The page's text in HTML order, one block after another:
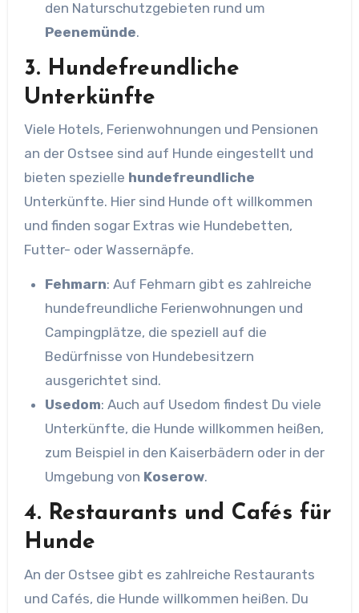
den Naturschutzgebieten rund um
Peenemünde.
3. Hundefreundliche
Unterkünfte
Viele Hotels, Ferienwohnungen und Pensionen
an der Ostsee sind auf Hunde eingestellt und
bieten spezielle hundefreundliche
Unterkünfte. Hier sind Hunde oft willkommen
und finden sogar Extras wie Hundebetten,
Futter- oder Wassernäpfe.
Fehmarn: Auf Fehmarn gibt es zahlreiche
hundefreundliche Ferienwohnungen und
Campingplätze, die speziell auf die
Bedürfnisse von Hundebesitzern
ausgerichtet sind.
Usedom: Auch auf Usedom findest Du viele
Unterkünfte, die Hunde willkommen heißen,
zum Beispiel in den Kaiserbädern oder in der
Umgebung von Koserow.
4. Restaurants und Cafés für
Hunde
An der Ostsee gibt es zahlreiche Restaurants
und Cafés, die Hunde willkommen heißen. Du